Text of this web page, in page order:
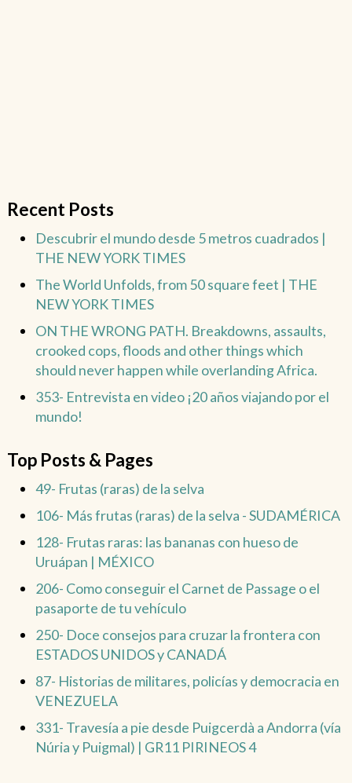
Recent Posts
Descubrir el mundo desde 5 metros cuadrados |
THE NEW YORK TIMES
The World Unfolds, from 50 square feet | THE
NEW YORK TIMES
ON THE WRONG PATH. Breakdowns, assaults,
crooked cops, floods and other things which
should never happen while overlanding Africa.
353- Entrevista en video ¡20 años viajando por el
mundo!
Top Posts & Pages
49- Frutas (raras) de la selva
106- Más frutas (raras) de la selva - SUDAMÉRICA
128- Frutas raras: las bananas con hueso de
Uruápan | MÉXICO
206- Como conseguir el Carnet de Passage o el
pasaporte de tu vehículo
250- Doce consejos para cruzar la frontera con
ESTADOS UNIDOS y CANADÁ
87- Historias de militares, policías y democracia en
VENEZUELA
331- Travesía a pie desde Puigcerdà a Andorra (vía
Núria y Puigmal) | GR11 PIRINEOS 4